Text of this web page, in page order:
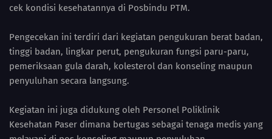
cek kondisi kesehatannya di Posbindu PTM.
Pengecekan ini terdiri dari kegiatan pengukuran berat badan,
tinggi badan, lingkar perut, pengukuran fungsi paru-paru,
pemeriksaan gula darah, kolesterol dan konseling maupun
penyuluhan secara langsung.
Kegiatan ini juga didukung oleh Personel Poliklinik
Kesehatan Paser dimana bertugas sebagai tenaga medis yang